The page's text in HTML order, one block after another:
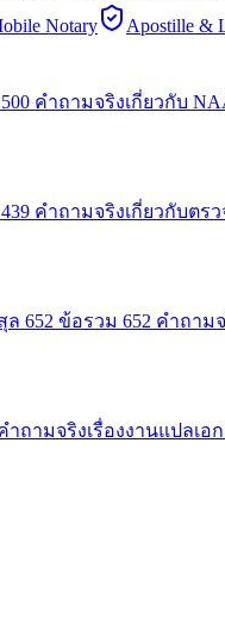
Notary Apostille &
คำถามจริงเกี่ยวกับ
คำถามจริงเกี่ยวกับตร
ล 652 ข้อรวม 652 คำถาม
ำถามจริงเรื่องงานแปลเอ